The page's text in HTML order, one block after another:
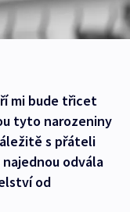
mi bude třicet
tyto narozeniny
s přáteli
odvála
od